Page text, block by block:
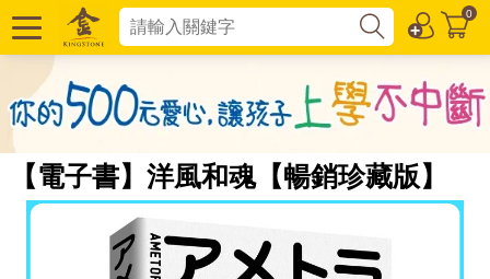
0
【電子書】洋風和魂【暢銷珍藏版】